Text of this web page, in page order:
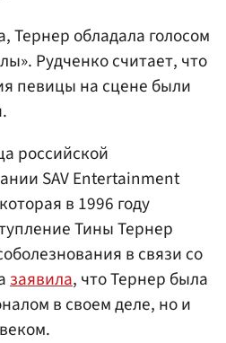
Тернер обладала голосом
Рудченко считает, что
певицы на сцене были
российской
SAV Entertainment
в 1996 году
Тины Тернер
в связи со
заявила, что Тернер была
в своем деле, но и